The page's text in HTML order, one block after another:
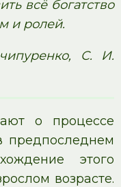
всё богатство
и ролей.
С. И.
о процессе
предпоследнем
этого
возрасте.